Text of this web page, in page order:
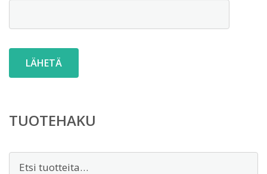
TUOTEHAKU